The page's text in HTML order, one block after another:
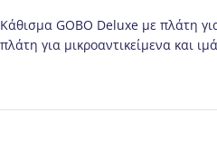
Κάθισμα GOBO Deluxe με πλάτη
πλάτη για μικροαντικείμενα και